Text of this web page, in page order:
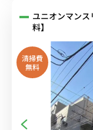
ユニオンマン
料】
清掃費
無料